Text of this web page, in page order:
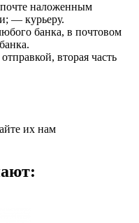
наложенным
— курьеру.
банка, в почтовом
вторая часть
их нам